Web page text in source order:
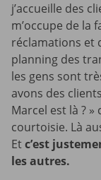
j’accueille des
m’occupe de la
réclamations et
planning des
les gens sont
avons des
Marcel est là ? »
courtoisie. Là
Etc’est
les autres.